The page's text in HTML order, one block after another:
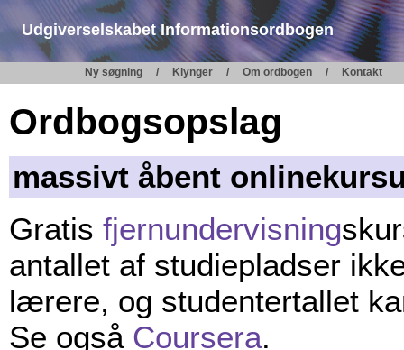
Udgiverselskabet Informationsordbogen
Ny søgning Klynger Om ordbogen Kontakt
Ordbogsopslag
massivt åbent
Gratis fjernundervisning
antallet af studiepladser
lærere, og studentertallet
Se også Coursera.